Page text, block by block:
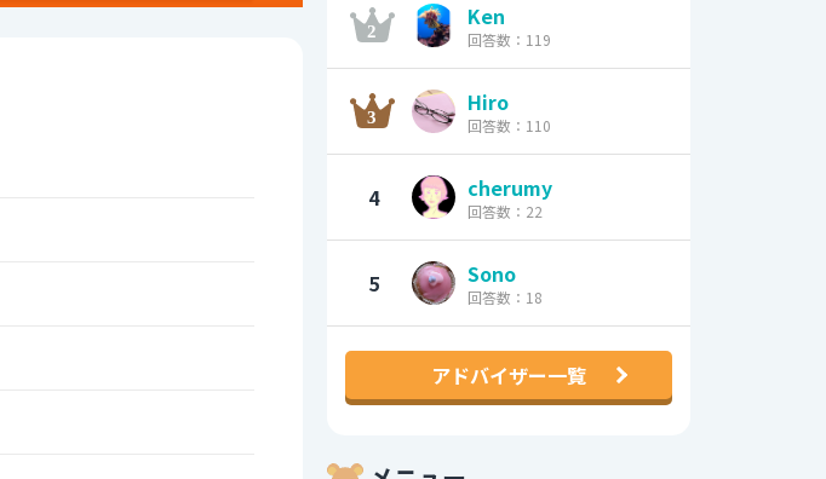
Ken
回答数：119
Hiro
回答数：110
4 cherumy
回答数：22
5 Sono
回答数：18
アドバイザー一覧